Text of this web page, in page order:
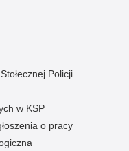
Policji
w KSP
o pracy